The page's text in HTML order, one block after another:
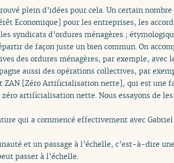
plein d’idées pour cela. Un certain
Economique] pour les entreprises, les
syndicats d’ordures ménagères ;
de façon juste un bien commun. On
des ordures ménagères, par exemple, avec
aussi des opérations collectives, par
[Zéro Artificialisation nette], qui est une
artificialisation nette. Nous essayons de
qui a commencé effectivement avec
et un passage à l’échelle, c’est-à-dire
passer à l’échelle.